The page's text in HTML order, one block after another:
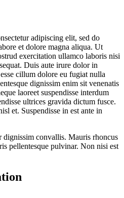
adipiscing elit, sed do
et dolore magna aliqua. Ut
exercitation ullamco laboris nisi
Duis aute irure dolor in
cillum dolore eu fugiat nulla
dignissim enim sit venenatis
laoreet suspendisse interdum
ultrices gravida dictum fusce.
et. Suspendisse in est ante in
dignissim convallis. Mauris rhoncus
pellentesque pulvinar. Non nisi est